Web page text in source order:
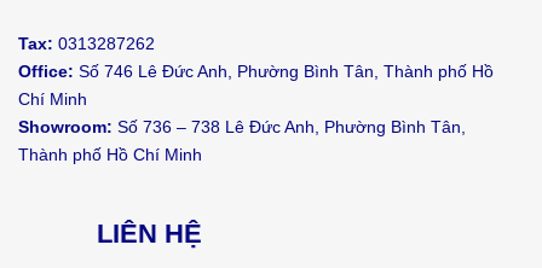
Tax: 0313287262
Office: Số 746 Lê Đức Anh, Phường Bình Tân, Thành phố Hồ
Chí Minh
Showroom: Số 736 – 738 Lê Đức Anh, Phường Bình Tân,
Thành phố Hồ Chí Minh
LIÊN HỆ